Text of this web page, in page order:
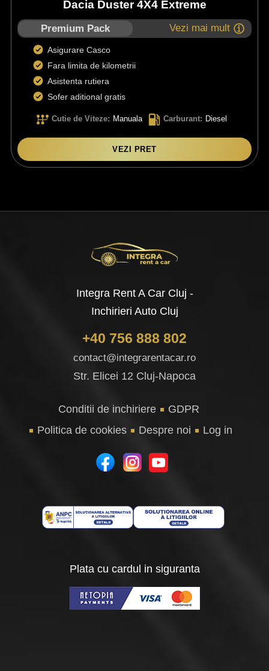
Dacia Duster 4X4 Extreme
Premium Pack Vezi mai mult
Asigurare Casco
Fara limita de kilometrii
Asistenta rutiera
Sofer aditional gratis
Cutie de Viteze: Manuala Carburant: Diesel
VEZI PRET
Integra Rent A Car Cluj -
Inchirieri Auto Cluj
+40 756 888 802
contact@integrarentacar.ro
Str. Elicei 12 Cluj-Napoca
Conditii de inchiriere
GDPR
Politica de cookies
Despre noi Log in
Plata cu cardul in siguranta